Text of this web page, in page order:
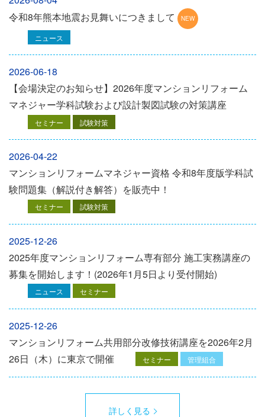
令和8年熊本地震お見舞いにつきまして
ニュース
2026-06-18
【会場決定のお知らせ】2026年度マンションリフォーム
マネジャー学科試験および設計製図試験の対策講座
セミナー 試験対策
2026-04-22
マンションリフォームマネジャー資格 令和8年度版学科試
験問題集（解説付き解答）を販売中！
セミナー 試験対策
2025-12-26
2025年度マンションリフォーム専有部分 施工実務講座の
募集を開始します！(2026年1月5日より受付開始)
ニュース セミナー
2025-12-26
マンションリフォーム共用部分改修技術講座を2026年2月
26日（木）に東京で開催
セミナー 管理組合
詳しく見る